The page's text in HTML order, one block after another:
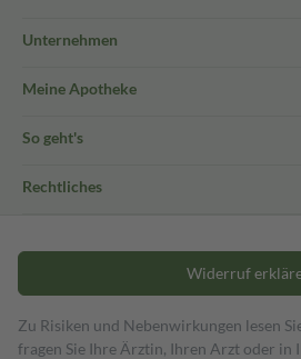
Unternehmen
Meine Apotheke
So geht's
Rechtliches
Widerruf
Zu Risiken und Nebenwirkungen lesen
fragen Sie Ihre Ärztin, Ihren Arzt oder in